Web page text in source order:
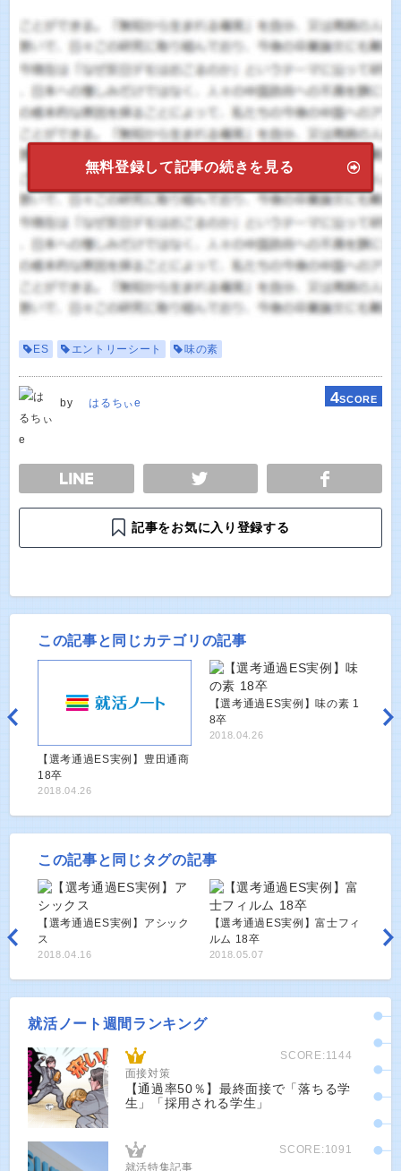
無料登録して記事の続きを見る
ES エントリーシート 味の素
by はるちぃe 4SCORE
TWEET
記事をお気に入り登録する
この記事と同じカテゴリの記事
【選考通過ES実例】豊田通商
18卒
2018.04.26
【選考通過ES実例】味の素 1
8卒
2018.04.26
この記事と同じタグの記事
【選考通過ES実例】アシック
ス
2018.04.16
【選考通過ES実例】富士フィ
ルム 18卒
2018.05.07
就活ノート週間ランキング
SCORE:1144
面接対策
【通過率50％】最終面接で「落ちる学
生」「採用される学生」
SCORE:1091
就活特集記事